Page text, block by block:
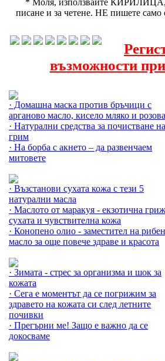
* Моля, използвайте КИРИЛИЦА,
писане и за четене. НЕ пишете
възможности
· Домашна маска против бръчици с
арганово масло, кисело мляко и
· Натурални средства за почистване на
грим
· На борба с акнето – да развенчаем
митовете
· Възстанови сухата кожа с тези 5
натурални масла
· Маслото от маракуя - екзотична
сухата и чувствителна кожа
· Конопено олио - заместител на
масло за още повече здраве и красота
· Зимата - стрес за организма и шок за
кожата
· Сега е моментът да се погрижим за
здравето на кожата си след летните
почивки
· Прегърни ме! Защо е важно да се
докосваме